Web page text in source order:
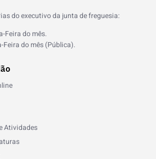
do executivo da junta de freguesia:
Feira do mês.
Feira do mês (Pública).
Atividades